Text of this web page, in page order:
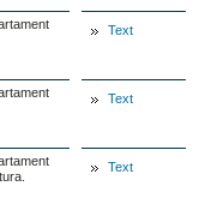
Text
Text
Text